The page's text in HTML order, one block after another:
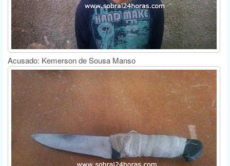
Acusado: Kemerson de Sousa Manso